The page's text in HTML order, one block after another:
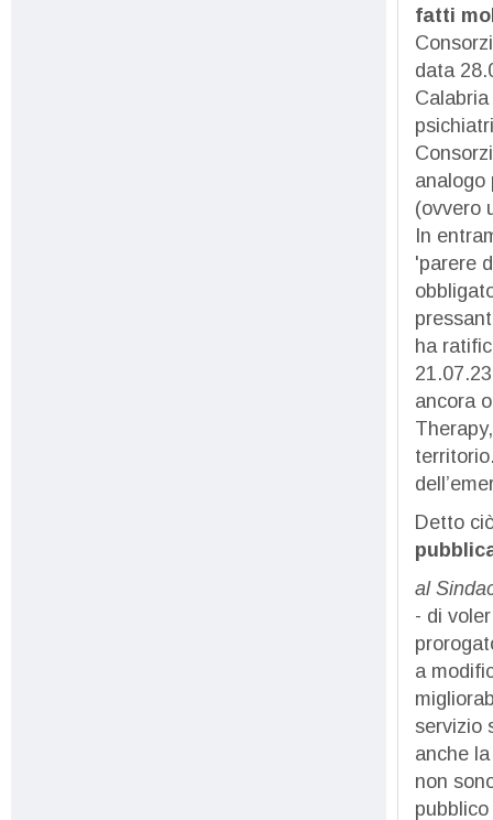
fatti
data
analogo
(ovvero
In
'parere
ha
ancora
Detto
al
- di
a
servizio
anche
non